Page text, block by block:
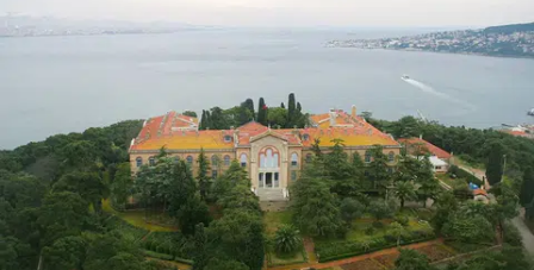
Bingöl
Bolu
Burdur
Bursa